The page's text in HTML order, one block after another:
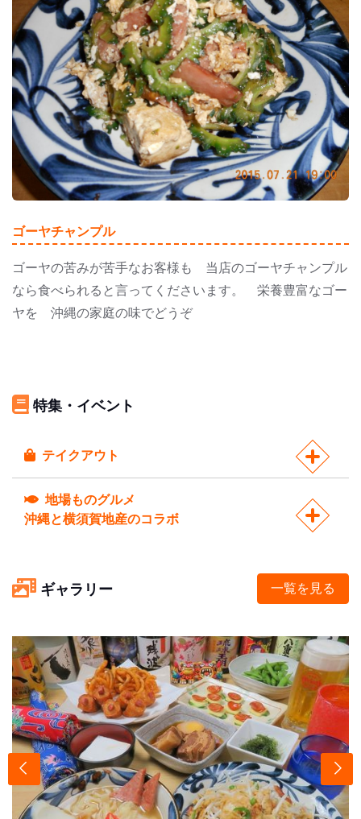
ゴーヤチャンプル
ゴーヤの苦みが苦手なお客様も 当店のゴーヤチャンプル
なら食べられると言ってくださいます。 栄養豊富なゴー
ヤを 沖縄の家庭の味でどうぞ
特集・イベント
テイクアウト
地場ものグルメ
沖縄と横須賀地産のコラボ
ギャラリー 一覧を見る